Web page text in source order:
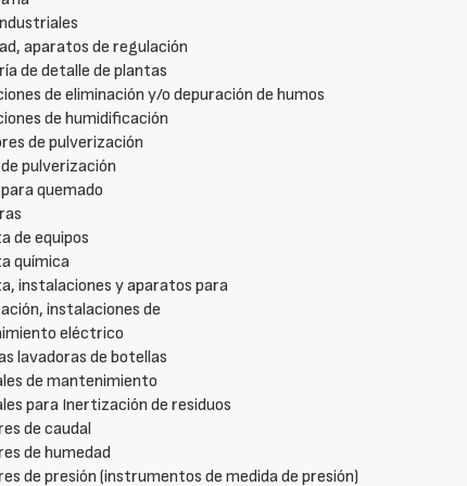
aparatos de regulación
de detalle de plantas
de eliminación y/o depuración de humos
de humidificación
de pulverización
pulverización
quemado
de equipos
química
instalaciones y aparatos para
instalaciones de
eléctrico
lavadoras de botellas
de mantenimiento
para Inertización de residuos
de caudal
de humedad
de presión (instrumentos de medida de presión)